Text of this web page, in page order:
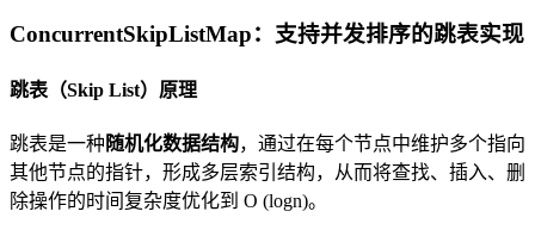
ConcurrentSkipListMap：支持并发排序的跳表实现
跳表（Skip List）原理
跳表是一种 随机化数据结构，通过在每个节点中维护多个指向
其他节点的指针，形成多层索引结构，从而将查找、插入、删
除操作的时间复杂度优化到 O (logn)。